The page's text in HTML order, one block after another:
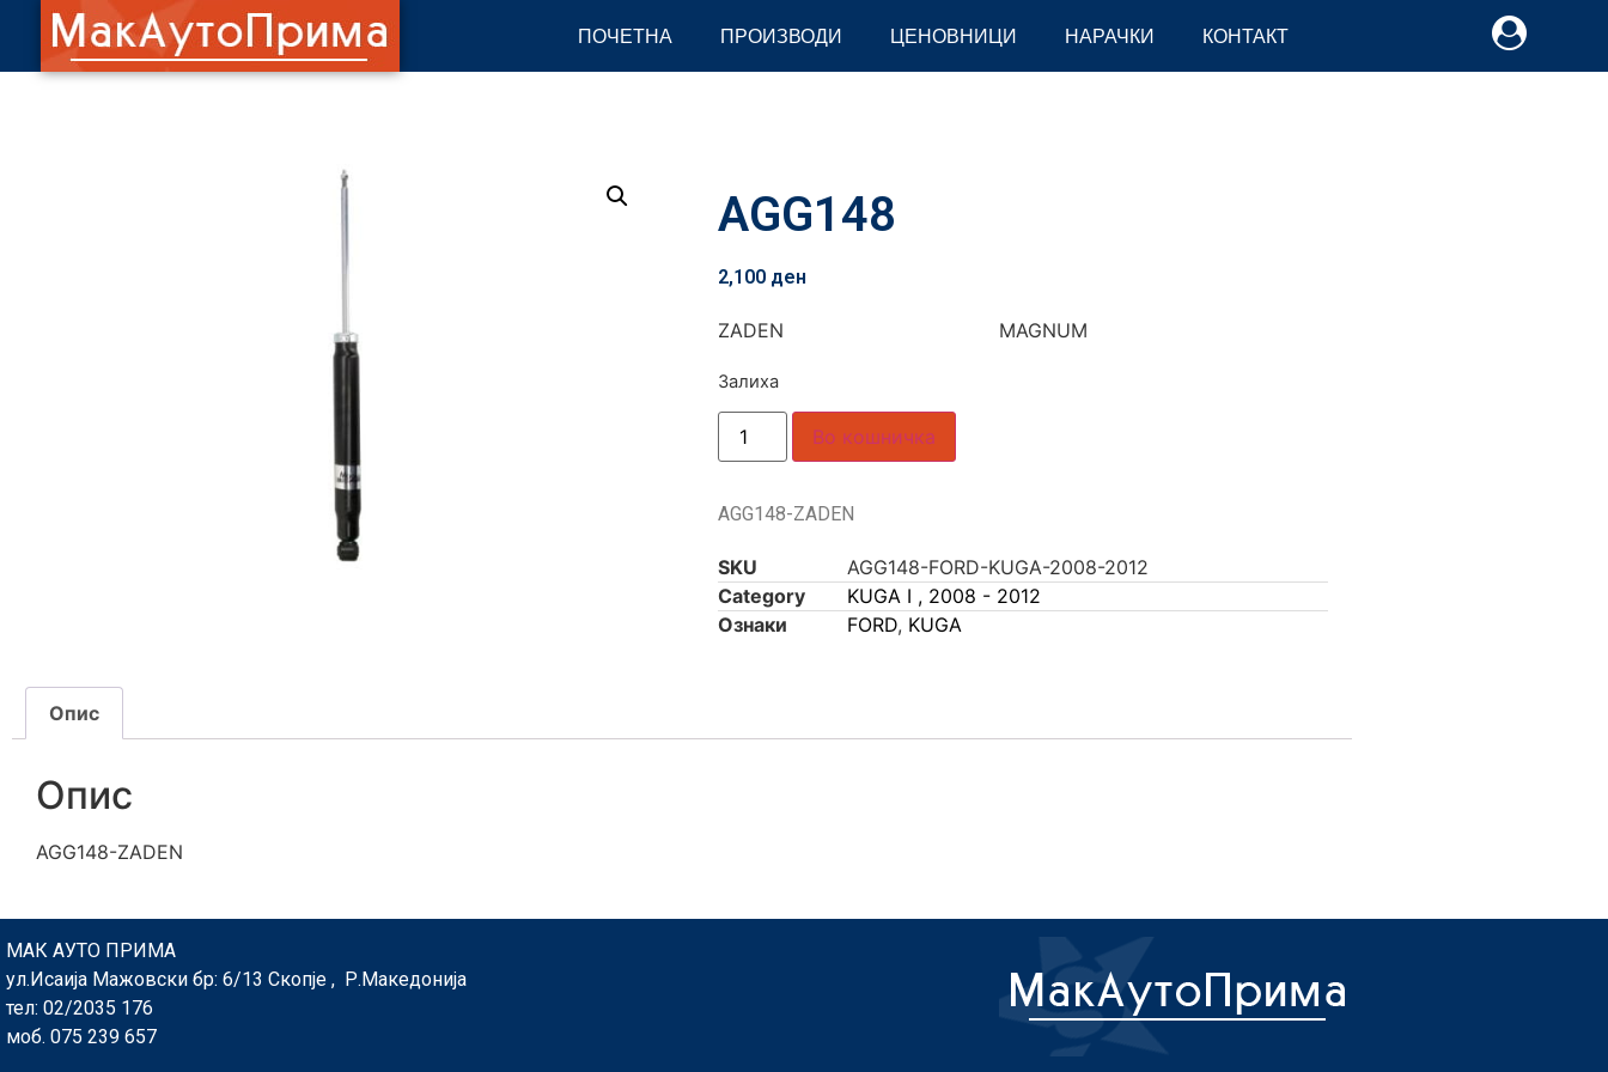
ПОЧЕТНА ПРОИЗВОДИ ЦЕНОВНИЦИ НАРАЧКИ КОНТАКТ
AGG148
2,100 ден
ZADEN MAGNUM
Залиха
Во кошничка
AGG148-ZADEN
SKU
AGG148-FORD-KUGA-2008-2012
Category
KUGA I , 2008 - 2012
Ознаки
FORD, KUGA
Опис
Опис
AGG148-ZADEN
МАК АУТО ПРИМА
ул.Исаија Мажовски бр: 6/13 Скопје , Р.Македонија
тел: 02/2035 176
моб. 075 239 657